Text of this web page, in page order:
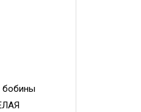
бобины